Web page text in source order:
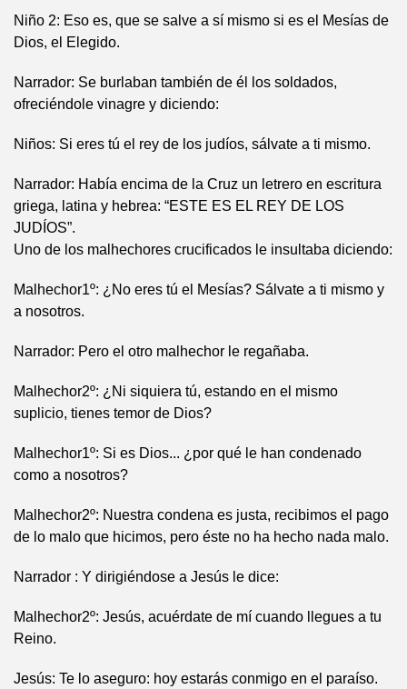
Niño 2: Eso es, que se salve a sí mismo si es el Mesías de
Dios, el Elegido.
Narrador: Se burlaban también de él los soldados,
ofreciéndole vinagre y diciendo:
Niños: Si eres tú el rey de los judíos, sálvate a ti mismo.
Narrador: Había encima de la Cruz un letrero en escritura
griega, latina y hebrea: “ESTE ES EL REY DE LOS
JUDÍOS”.
Uno de los malhechores crucificados le insultaba diciendo:
Malhechor1º: ¿No eres tú el Mesías? Sálvate a ti mismo y
a nosotros.
Narrador: Pero el otro malhechor le regañaba.
Malhechor2º: ¿Ni siquiera tú, estando en el mismo
suplicio, tienes temor de Dios?
Malhechor1º: Si es Dios... ¿por qué le han condenado
como a nosotros?
Malhechor2º: Nuestra condena es justa, recibimos el pago
de lo malo que hicimos, pero éste no ha hecho nada malo.
Narrador : Y dirigiéndose a Jesús le dice:
Malhechor2º: Jesús, acuérdate de mí cuando llegues a tu
Reino.
Jesús: Te lo aseguro: hoy estarás conmigo en el paraíso.